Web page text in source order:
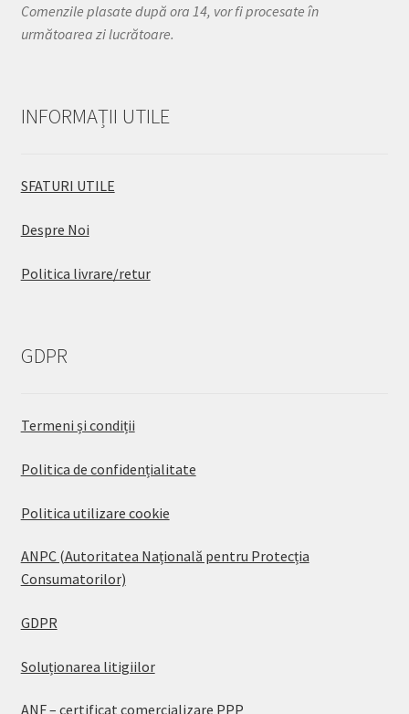
Comenzile plasate după ora 14, vor fi procesate în
următoarea zi lucrătoare.
INFORMAȚII UTILE
SFATURI UTILE
Despre Noi
Politica livrare/retur
GDPR
Termeni și condiții
Politica de confidențialitate
Politica utilizare cookie
ANPC (Autoritatea Națională pentru Protecția
Consumatorilor)
GDPR
Soluționarea litigiilor
ANF – certificat comercializare PPP